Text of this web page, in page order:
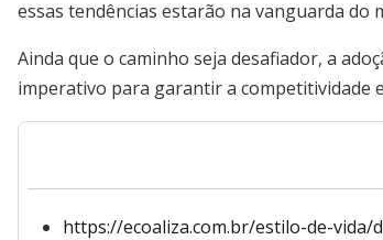
essas tendências estarão na vanguarda do
Ainda que o caminho seja desafiador, a
imperativo para garantir a competitividade
https://ecoaliza.com.br/estilo-de-